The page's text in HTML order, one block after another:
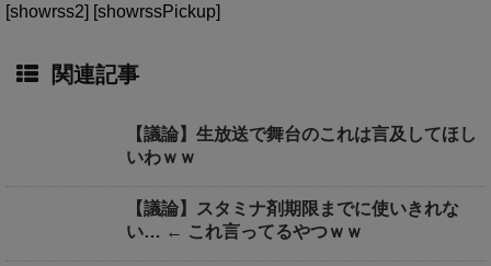
[showrss2] [showrssPickup]
関連記事
【議論】生放送で舞台のこれは言及してほし
いわｗｗ
【議論】スタミナ剤期限までに使いきれな
い… ← これ言ってるやつｗｗ